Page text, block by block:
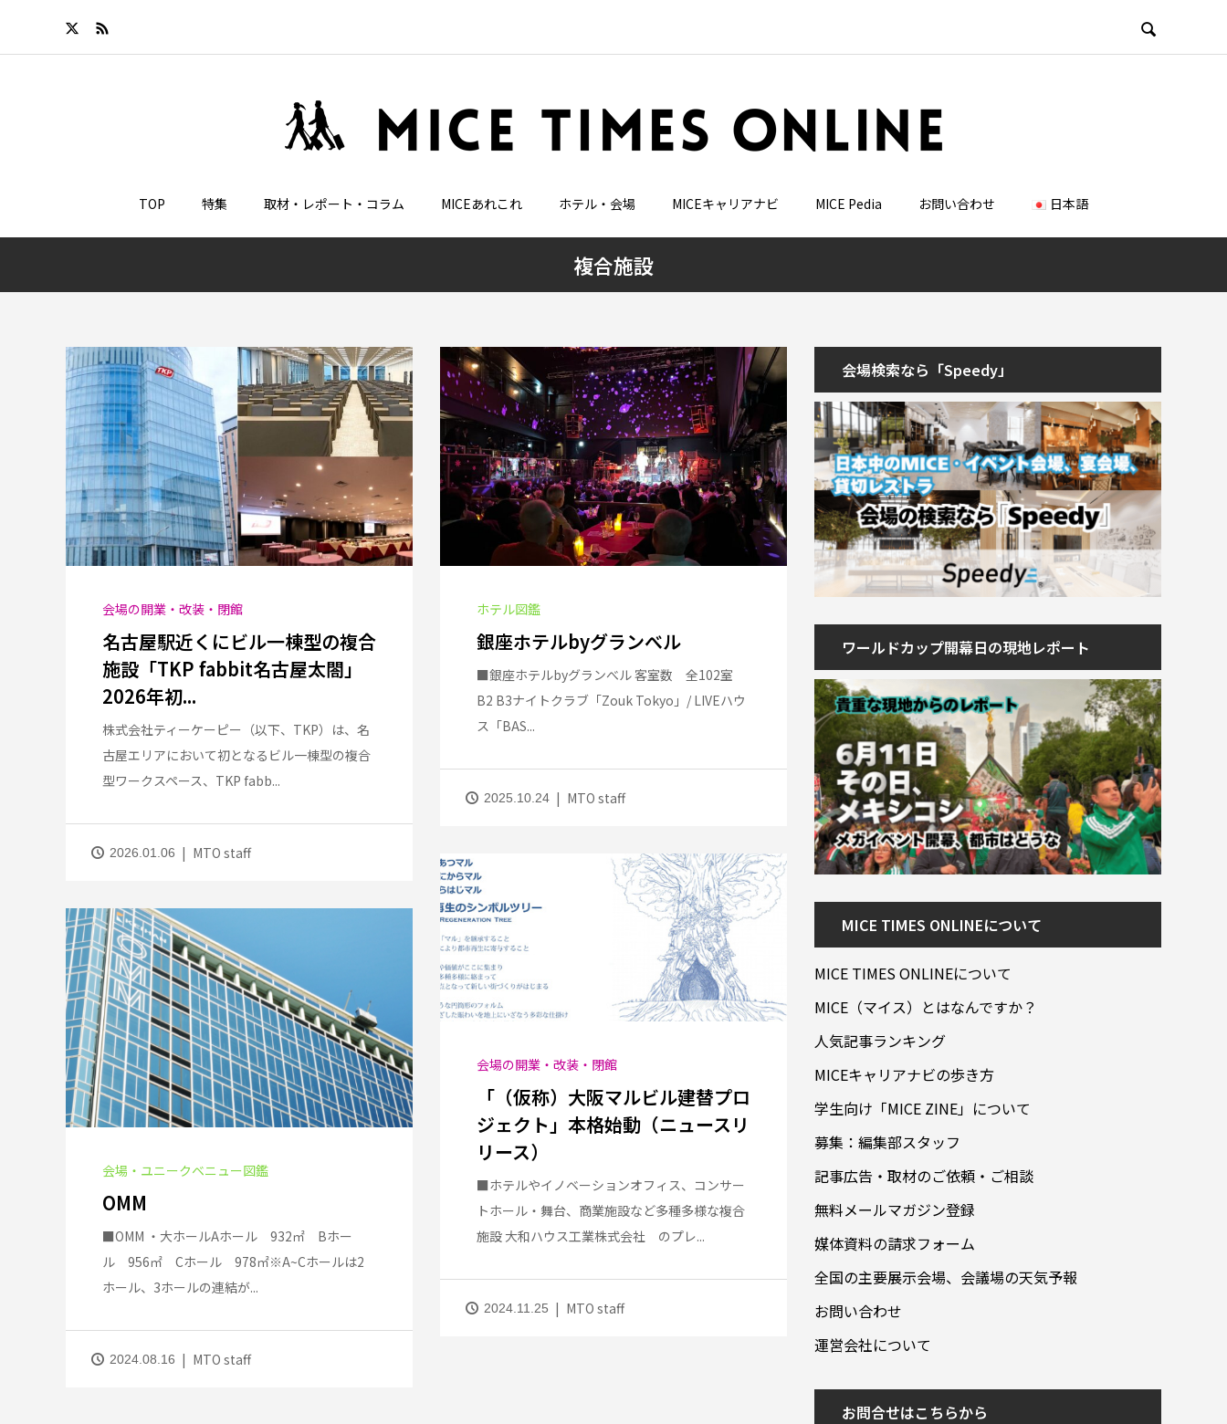

TOP 特集 取材・レポート・コラム MICEあれこれ ホテル・会場 MICEキャリアナビ MICE Pedia お問い合わせ 日本語
複合施設
会場の開業・改装・閉館
名古屋駅近くにビル一棟型の複合
施設「TKP fabbit名古屋太閤」
2026年初...
株式会社ティーケーピー（以下、TKP）は、名
古屋エリアにおいて初となるビル一棟型の複合
型ワークスペース、TKP fabb...
2026.01.06 MTO staff
ホテル図鑑
銀座ホテルbyグランべル
■銀座ホテルbyグランべル 客室数 全102室
B2 B3ナイトクラブ「Zouk Tokyo」/ LIVEハウ
ス「BAS...
2025.10.24 MTO staff
会場の開業・改装・閉館
「（仮称）大阪マルビル建替プロ
ジェクト」本格始動（ニュースリ
リース）
■ホテルやイノベーションオフィス、コンサー
トホール・舞台、商業施設など多種多様な複合
施設 大和ハウス工業株式会社 のプレ...
2024.11.25 MTO staff
会場・ユニークベニュー図鑑
OMM
■OMM ・大ホールAホール 932㎡ Bホー
ル 956㎡ Cホール 978㎡※A~Cホールは2
ホール、3ホールの連結が...
2024.08.16 MTO staff
会場検索なら「Speedy」
ワールドカップ開幕日の現地レポート
MICE TIMES ONLINEについて
MICE TIMES ONLINEについて
MICE（マイス）とはなんですか？
人気記事ランキング
MICEキャリアナビの歩き方
学生向け「MICE ZINE」について
募集：編集部スタッフ
記事広告・取材のご依頼・ご相談
無料メールマガジン登録
媒体資料の請求フォーム
全国の主要展示会場、会議場の天気予報
お問い合わせ
運営会社について
お問合せはこちらから